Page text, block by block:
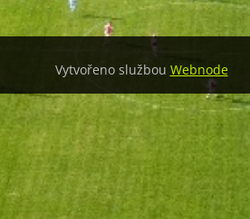
Vytvořeno službou Webnode